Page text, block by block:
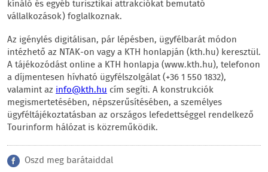
kínáló és egyéb turisztikai attrakciókat bemutató
vállalkozások) foglalkoznak.
Az igénylés digitálisan, pár lépésben, ügyfélbarát módon
intézhető az NTAK-on vagy a KTH honlapján (kth.hu) keresztül.
A tájékozódást online a KTH honlapja (www.kth.hu), telefonon
a díjmentesen hívható ügyfélszolgálat (+36 1 550 1832),
valamint az info@kth.hu cím segíti. A konstrukciók
megismertetésében, népszerűsítésében, a személyes
ügyféltájékoztatásban az országos lefedettséggel rendelkező
Tourinform hálózat is közreműködik.
Oszd meg barátaiddal